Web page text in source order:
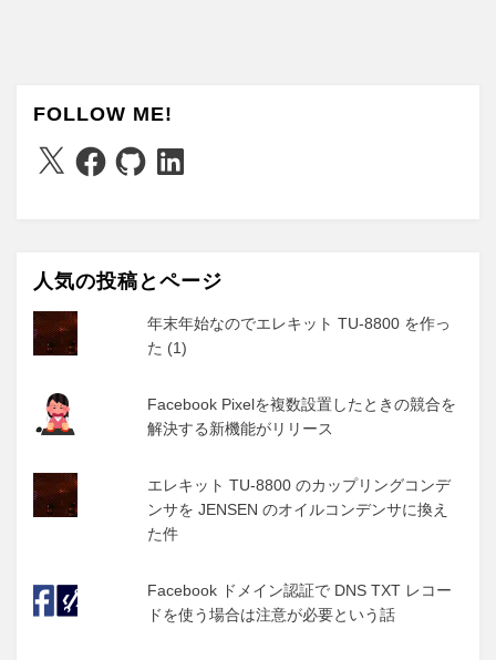
FOLLOW ME!
X Facebook
GitHubLinkedIn
人気の投稿とページ
年末年始なのでエレキット TU-8800 を作っ
た (1)
Facebook Pixelを複数設置したときの競合を
解決する新機能がリリース
エレキット TU-8800 のカップリングコンデ
ンサを JENSEN のオイルコンデンサに換え
た件
Facebook ドメイン認証で DNS TXT レコー
ドを使う場合は注意が必要という話